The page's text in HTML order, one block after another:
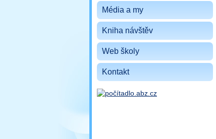
Média a my
Kniha návštěv
Web školy
Kontakt